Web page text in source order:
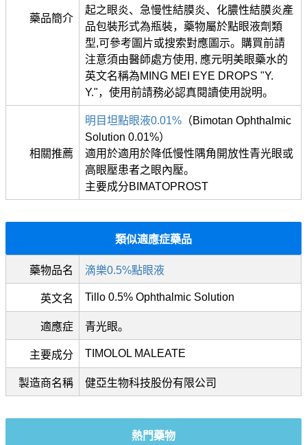
藥品簡介
起之眼炎、急慢性結膜炎、化膿性結膜炎產
品包裝形式為瓶裝，藥物屬於點眼液劑類
型,可參考圖片或搜索對應圖示。購買前請
注意須由醫師處方使用, 應元明美眼藥水的
英文名稱為MING MEI EYE DROPS "Y.
Y."，使用前請務必認真閱讀使用說明。
相關推薦
明目坦點眼液0.01% （Bimotan Ophthalmic
Solution 0.01%）
適用於適用於降低慢性隅角開放性青光眼或
高眼壓患者之眼內壓。
主要成分BIMATOPROST
類似適應症藥品
藥物品名 滴樂0.5%點眼液
英文名 Tillo 0.5% Ophthalmic Solution
適應症 青光眼。
主要成分 TIMOLOL MALEATE
製造商名稱 健亞生物科技股份有限公司
熱門藥物